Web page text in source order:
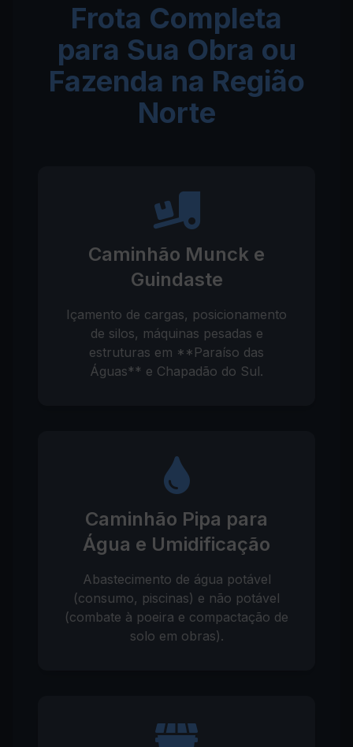
Frota Completa
para Sua Obra ou
Fazenda na Região
Norte
Caminhão Munck e
Guindaste
Içamento de cargas, posicionamento
de silos, máquinas pesadas e
estruturas em **Paraíso das
Águas** e Chapadão do Sul.
Caminhão Pipa para
Água e Umidificação
Abastecimento de água potável
(consumo, piscinas) e não potável
(combate à poeira e compactação de
solo em obras).